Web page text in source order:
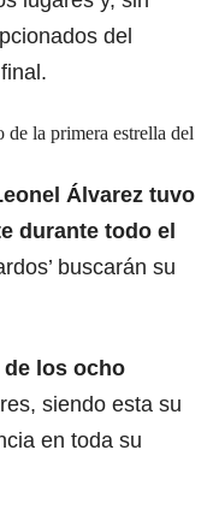
del
la primera estrella del
Álvarez tuvo
durante todo el
buscarán su
de los ocho
siendo esta su
en toda su